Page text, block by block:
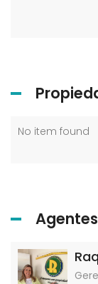
No item found